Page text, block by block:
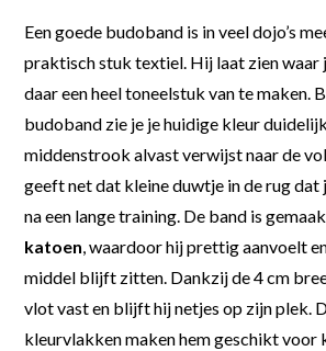
Een goede budoband is in veel dojo’s
praktisch stuk textiel. Hij laat zien waar
daar een heel toneelstuk van te maken.
budoband zie je je huidige kleur
middenstrook alvast verwijst naar de
geeft net dat kleine duwtje in de rug dat
na een lange training. De band is
katoen, waardoor hij prettig aanvoelt
middel blijft zitten. Dankzij de 4 cm
vlot vast en blijft hij netjes op zijn plek.
kleurvlakken maken hem geschikt voor